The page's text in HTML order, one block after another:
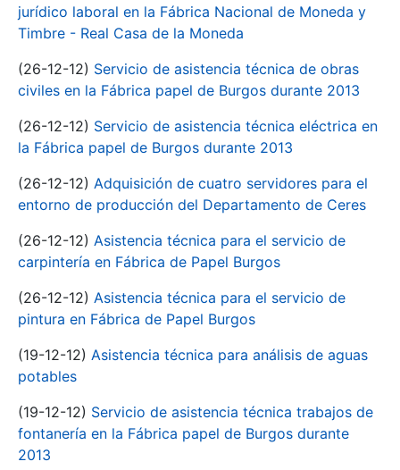
jurídico laboral en la Fábrica Nacional de Moneda y
Timbre - Real Casa de la Moneda
(26-12-12) Servicio de asistencia técnica de obras
civiles en la Fábrica papel de Burgos durante 2013
(26-12-12) Servicio de asistencia técnica eléctrica en
la Fábrica papel de Burgos durante 2013
(26-12-12) Adquisición de cuatro servidores para el
entorno de producción del Departamento de Ceres
(26-12-12) Asistencia técnica para el servicio de
carpintería en Fábrica de Papel Burgos
(26-12-12) Asistencia técnica para el servicio de
pintura en Fábrica de Papel Burgos
(19-12-12) Asistencia técnica para análisis de aguas
potables
(19-12-12) Servicio de asistencia técnica trabajos de
fontanería en la Fábrica papel de Burgos durante
2013